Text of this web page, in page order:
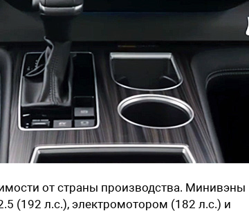
от страны производства. Минивэны
(192 л.с.), электромотором (182 л.с.) и